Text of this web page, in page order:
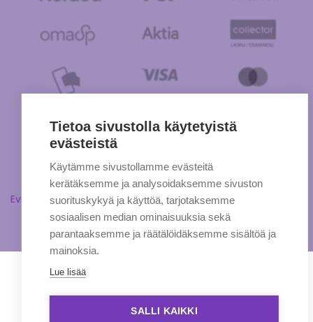
Evästeasetukset
Tietoa sivustolla käytetyistä
evästeistä
Käytämme sivustollamme evästeitä
kerätäksemme ja analysoidaksemme sivuston
suorituskykyä ja käyttöä, tarjotaksemme
sosiaalisen median ominaisuuksia sekä
parantaaksemme ja räätälöidäksemme sisältöä ja
mainoksia.
Lue lisää
SALLI KAIKKI